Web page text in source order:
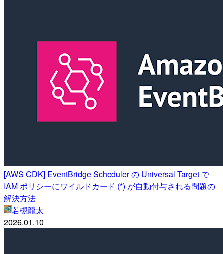
[AWS CDK] EventBridge Scheduler の Universal Target で
IAM ポリシーにワイルドカード (*) が自動付与される問題の
解決方法
若槻龍太
2026.01.10